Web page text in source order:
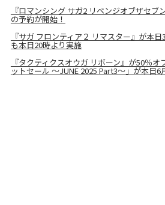
『ロマンシング サガ2 リベンジオブザセ
の予約が開始！
『サガ フロンティア２ リマスター』が本
も本日20時より実施
『タクティクスオウガ リボーン』が50％
ットセール ～JUNE 2025 Part3～」が本日6